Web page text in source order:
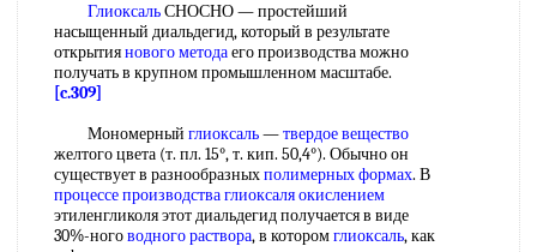
ГлиоксальСНОСНО — простейший
насыщенный диальдегид, который в результате
открытиянового методаего производства можно
получать в крупном промышленном масштабе.
[c.309]
Мономерный глиоксаль—твердое вещество
желтого цвета (т. пл. 15°, т. кип. 50,4°). Обычно он
существует в разнообразныхполимерных формах. В
процессе производстваглиоксаля окислением
этиленгликоля этот диальдегид получается в виде
30%-ноговодного раствора, в которомглиоксаль, как